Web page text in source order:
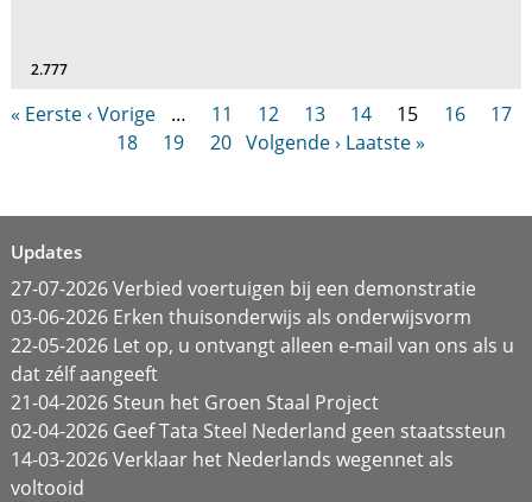
2.777
« Eerste‹ Vorige … 11 12 13 14 15 16
17
18
19 20 Volgende › Laatste »
Updates
27-07-2026 Verbied voertuigen bij een demonstratie
03-06-2026 Erken thuisonderwijs als onderwijsvorm
22-05-2026 Let op, u ontvangt alleen e-mail van ons als u
dat zélf aangeeft
21-04-2026 Steun het Groen Staal Project
02-04-2026 Geef Tata Steel Nederland geen staatssteun
14-03-2026 Verklaar het Nederlands wegennet als
voltooid